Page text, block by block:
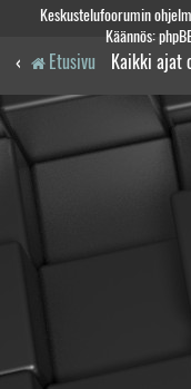
Keskustelufoorumin
Käännös:
Etusivu Kaikki ajat